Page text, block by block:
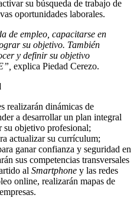
su búsqueda de trabajo de
oportunidades laborales.
de empleo, capacitarse en
su objetivo. También
y definir su objetivo
explica Piedad Cerezo.
realizarán dinámicas de
a desarrollar un plan integral
su objetivo profesional;
actualizar su currículum;
ganar confianza y seguridad en
sus competencias transversales
al Smartphone y las redes
online, realizarán mapas de